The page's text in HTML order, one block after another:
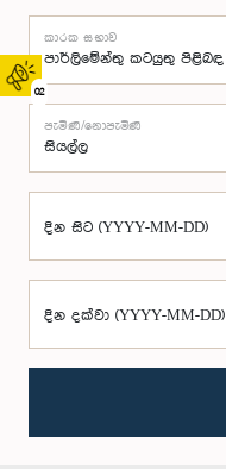
02
කාරක සභාව
පැමිණි/නොපැමිණි
දින සිට (YYYY-MM-DD)
දින දක්වා (YYYY-MM-DD)